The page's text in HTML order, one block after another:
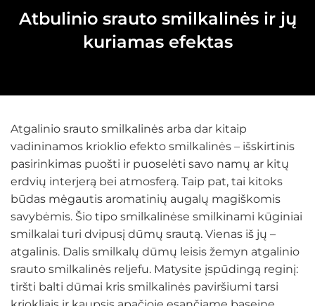
Atbulinio srauto smilkalinės ir jų
kuriamas efektas
Atgalinio srauto smilkalinės arba dar kitaip
vadininamos krioklio efekto smilkalinės – išskirtinis
pasirinkimas puošti ir puoselėti savo namų ar kitų
erdvių interjerą bei atmosferą. Taip pat, tai kitoks
būdas mėgautis aromatinių augalų magiškomis
savybėmis. Šio tipo smilkalinėse smilkinami kūginiai
smilkalai turi dvipusį dūmų srautą. Vienas iš jų –
atgalinis. Dalis smilkalų dūmų leisis žemyn atgalinio
srauto smilkalinės reljefu. Matysite įspūdingą reginį:
tiršti balti dūmai kris smilkalinės paviršiumi tarsi